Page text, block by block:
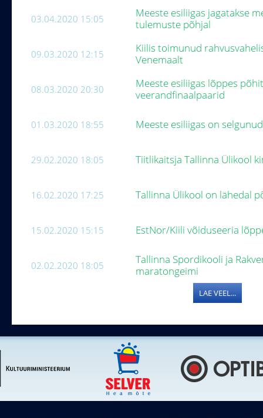
03.04.2020 15:05
Meeste esiliigas jagatakse
tulemuste põhjal
09.03.2020 12:15
Kiilis toimunud
Venemaalt
08.03.2020 20:30
Meeste esiliigas lõppes
veerandfinaalpaarid
01.03.2020 18:55 Meeste esiliigas on
29.02.2020 18:05 Tiitlikaitsja Tallinna Ülikool
16.02.2020 17:25 Tallinna Ülikool on lähedal
15.02.2020 15:15 EstNor/Kiili võiduseeria
02.02.2020 18:05
Tallinna Spordikooli ja
maratongeimi
LAE VEEL...